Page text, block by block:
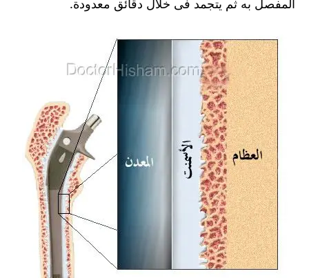
المفصل به ثم يتجمد فى خلال دقائق معدودة.